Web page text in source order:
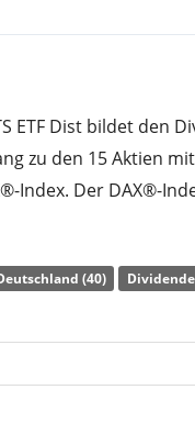
ETF Dist bildet den
zu den 15 Aktien
Index. Der DAX®-
deutschen Aktien
des ETF liegt bei
Wertentwicklung
(40)